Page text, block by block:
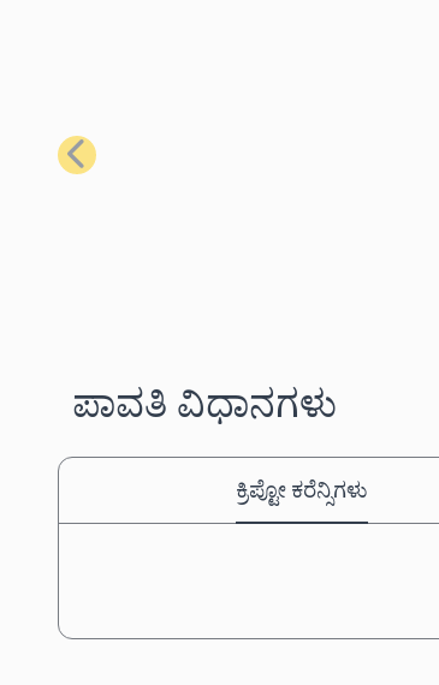
ಹಿಂದಿನದು
ಪಾವತಿ ವಿಧಾನಗಳು
ಕ್ರಿಪ್ಟೋ ಕರೆನ್ಸಿಗಳು